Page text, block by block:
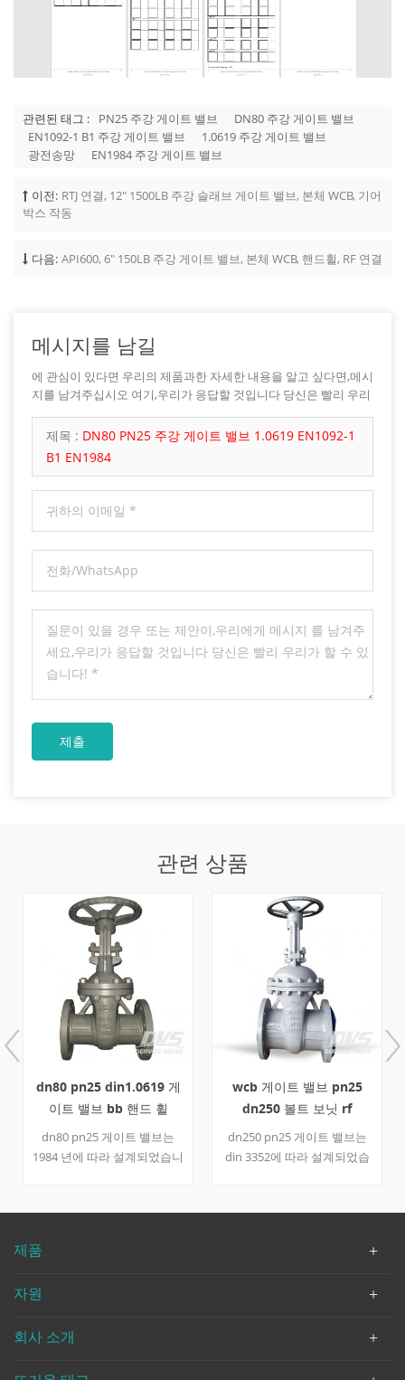
관련된 태그 : PN25 주강 게이트 밸브
DN80 주강 게이트 밸브
EN1092-1 B1 주강 게이트 밸브
1.0619 주강 게이트 밸브
광전송망
EN1984 주강 게이트 밸브
이전: RTJ 연결, 12" 1500LB 주강 슬래브 게이트 밸브, 본체 WCB, 기어
박스 작동
다음: API600, 6" 150LB 주강 게이트 밸브, 본체 WCB, 핸드휠, RF 연결
메시지를 남길
에 관심이 있다면 우리의 제품과한 자세한 내용을 알고 싶다면,메시
지를 남겨주십시오 여기,우리가 응답할 것입니다 당신은 빨리 우리
제목 : DN80 PN25 주강 게이트 밸브 1.0619 EN1092-1
B1 EN1984
관련 상품
dn80 pn25 din1.0619 게
이트 밸브 bb 핸드 휠
dn80 pn25 게이트 밸브는
1984 년에 따라 설계되었습니
부품으로 본체는 1.0619와
닛, 시트 및 기타 부품을 포함
도록 약속됩니다. 빠른 세부
직경 dn80 공칭 압력 pn25 구
핸드 휠 디자인 및 제조 1984
wcb 게이트 밸브 pn25
dn250 볼트 보닛 rf
dn250 pn25 게이트 밸브는
din 3352에 따라 설계되었습
브의 공통 부분이있는 몸체는
밸브 본체, 보닛, 시트 및 기타
제품
자원
회사 소개